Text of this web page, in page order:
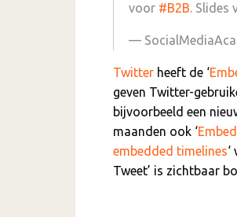
voor #B2B. Slides
—
Twitter heeft de ‘
geven Twitter-
bijvoorbeeld een
maanden ook ‘
embedded timelines
Tweet’ is zichtbaar